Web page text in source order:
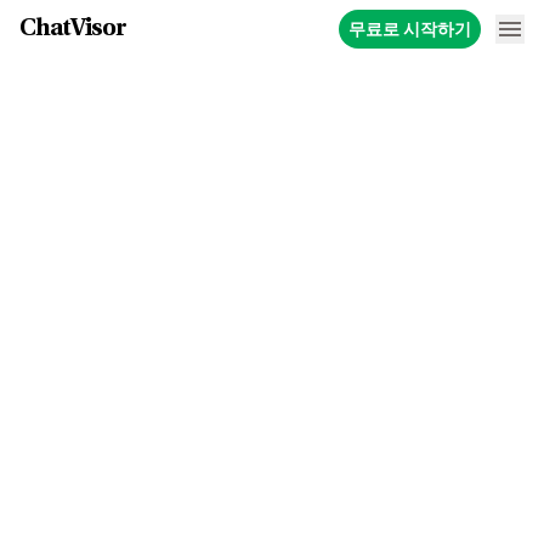
ChatVisor 무료로 시작하기